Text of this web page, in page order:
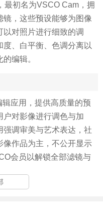
最初名为VSCO Cam，拥
，这些预设能够为图像
对照片进行细致的调
、白平衡、色调分离以
编辑。
应用，提供高质量的预
户对影像进行调色与加
强调审美与艺术表达，社
像作品为主，不公开显示
会员以解锁全部滤镜与
页面，点击右下角